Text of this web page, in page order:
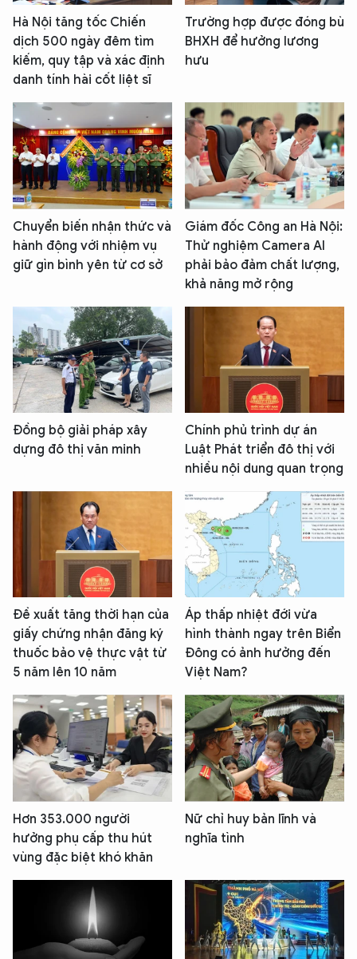
Hà Nội tăng tốc Chiến
dịch 500 ngày đêm tìm
kiếm, quy tập và xác định
danh tính hài cốt liệt sĩ
Trường hợp được đóng bù
BHXH để hưởng lương
hưu
Chuyển biến nhận thức và
hành động với nhiệm vụ
giữ gìn bình yên từ cơ sở
Giám đốc Công an Hà Nội:
Thử nghiệm Camera AI
phải bảo đảm chất lượng,
khả năng mở rộng
Đồng bộ giải pháp xây
dựng đô thị văn minh
Chính phủ trình dự án
Luật Phát triển đô thị với
nhiều nội dung quan trọng
Đề xuất tăng thời hạn của
giấy chứng nhận đăng ký
thuốc bảo vệ thực vật từ
5 năm lên 10 năm
Áp thấp nhiệt đới vừa
hình thành ngay trên Biển
Đông có ảnh hưởng đến
Việt Nam?
Hơn 353.000 người
hưởng phụ cấp thu hút
vùng đặc biệt khó khăn
Nữ chỉ huy bản lĩnh và
nghĩa tình